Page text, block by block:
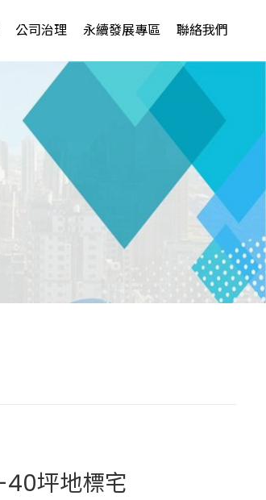
公司治理 永續發展專區 聯絡我們
40坪地標宅